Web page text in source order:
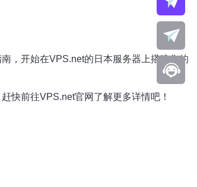
，开始在VPS.net的日本服务器上搭建您的
快前往VPS.net官网了解更多详情吧！